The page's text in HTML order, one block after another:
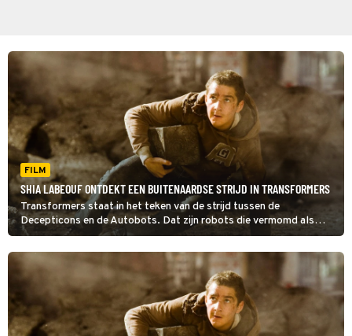
FILM
SHIA LABEOUF ONTDEKT EEN BUITENAARDSE STRIJD IN TRANSFORMERS
Transformers staat in het teken van de strijd tussen de
Decepticons en de Autobots. Dat zijn robots die vermomd als
auto over de aarde crossen.